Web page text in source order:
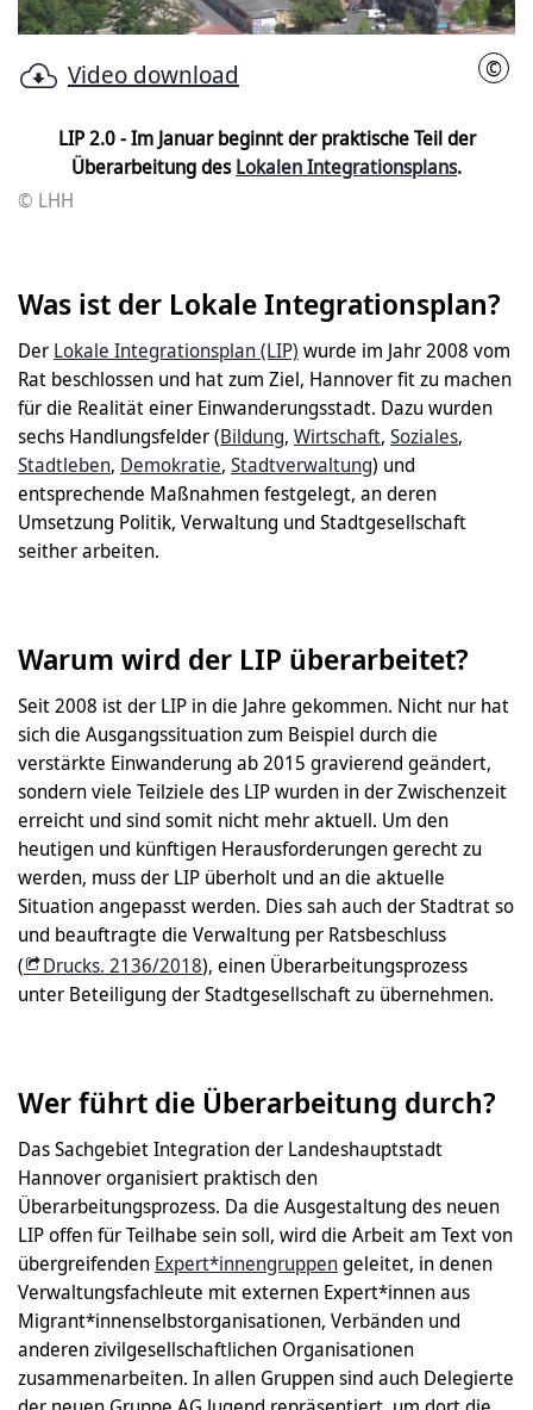
©LHH
Video download
LIP 2.0 - Im Januar beginnt der praktische Teil der
Überarbeitung desLokalen Integrationsplans.
© LHH
Was ist der Lokale Integrationsplan?
Der Lokale Integrationsplan (LIP) wurde im Jahr 2008 vom
Rat beschlossen und hat zum Ziel, Hannover fit zu machen
für die Realität einer Einwanderungsstadt. Dazu wurden
sechs Handlungsfelder (Bildung, Wirtschaft, Soziales,
Stadtleben, Demokratie, Stadtverwaltung) und
entsprechende Maßnahmen festgelegt, an deren
Umsetzung Politik, Verwaltung und Stadtgesellschaft
seither arbeiten.
Warum wird der LIP überarbeitet?
Seit 2008 ist der LIP in die Jahre gekommen. Nicht nur hat
sich die Ausgangssituation zum Beispiel durch die
verstärkte Einwanderung ab 2015 gravierend geändert,
sondern viele Teilziele des LIP wurden in der Zwischenzeit
erreicht und sind somit nicht mehr aktuell. Um den
heutigen und künftigen Herausforderungen gerecht zu
werden, muss der LIP überholt und an die aktuelle
Situation angepasst werden. Dies sah auch der Stadtrat so
und beauftragte die Verwaltung per Ratsbeschluss
(
Drucks. 2136/2018), einen Überarbeitungsprozess
unter Beteiligung der Stadtgesellschaft zu übernehmen.
Wer führt die Überarbeitung durch?
Das Sachgebiet Integration der Landeshauptstadt
Hannover organisiert praktisch den
Überarbeitungsprozess. Da die Ausgestaltung des neuen
LIP offen für Teilhabe sein soll, wird die Arbeit am Text von
übergreifenden Expert*innengruppengeleitet, in denen
Verwaltungsfachleute mit externen Expert*innen aus
Migrant*innenselbstorganisationen, Verbänden und
anderen zivilgesellschaftlichen Organisationen
zusammenarbeiten. In allen Gruppen sind auch Delegierte